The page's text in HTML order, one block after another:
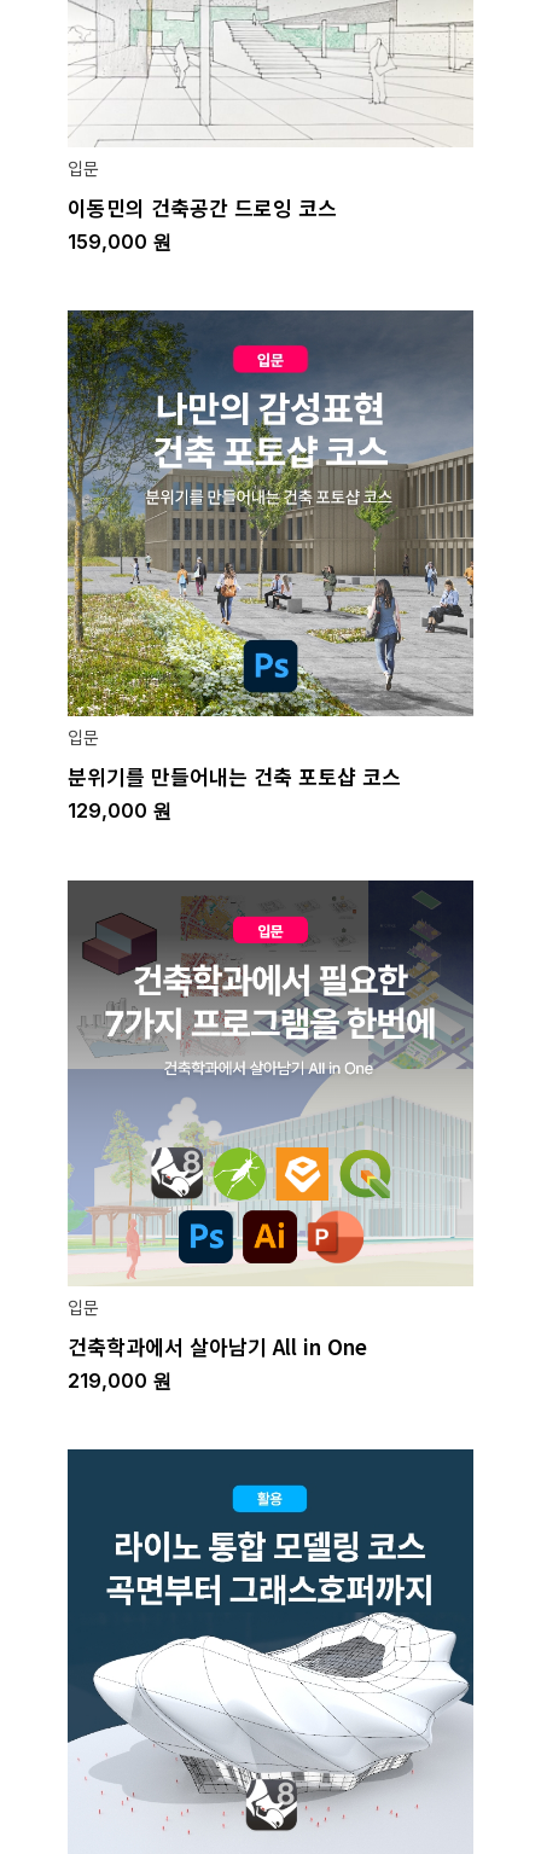
입문
이동민의 건축공간 드로잉 코스
159,000 원
입문
분위기를 만들어내는 건축 포토샵 코스
129,000 원
입문
건축학과에서 살아남기 All in One
219,000 원